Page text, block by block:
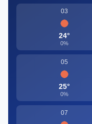
03
24°
0%
05
25°
0%
07